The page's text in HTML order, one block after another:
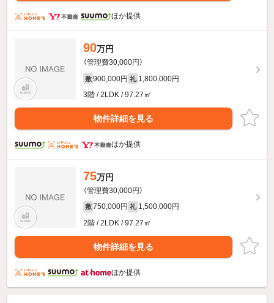
ほか提供
90万円
（管理費30,000円）
敷 900,000円 礼 1,800,000円
3階 / 2LDK / 97.27㎡
物件詳細を見る
ほか提供
75万円
（管理費30,000円）
敷 750,000円 礼 1,500,000円
2階 / 2LDK / 97.27㎡
物件詳細を見る
ほか提供